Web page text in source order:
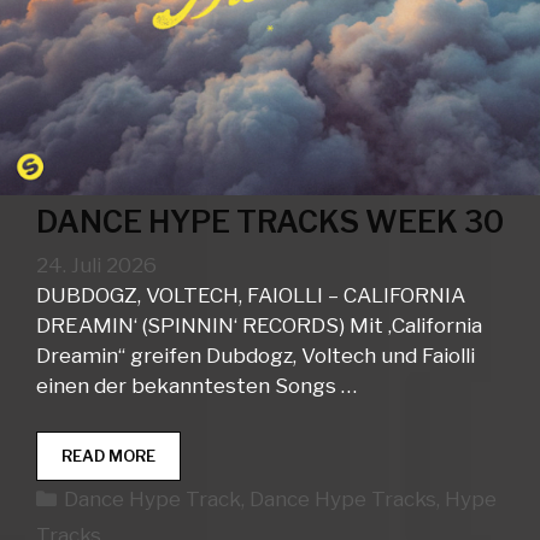
DANCE HYPE TRACKS WEEK 30
24. Juli 2026
DUBDOGZ, VOLTECH, FAIOLLI – CALIFORNIA
DREAMIN‘ (SPINNIN‘ RECORDS) Mit ‚California
Dreamin“ greifen Dubdogz, Voltech und Faiolli
einen der bekanntesten Songs …
READ MOREDANCE
HYPE
TRACKS
Kategorien
Dance Hype Track, Dance Hype Tracks, Hype